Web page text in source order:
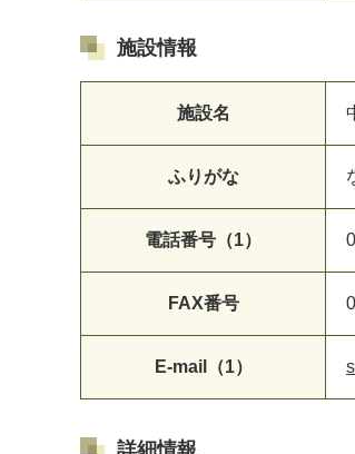
施設情報
施設名
ふりがな
電話番号（1）
FAX番号
E-mail（1）